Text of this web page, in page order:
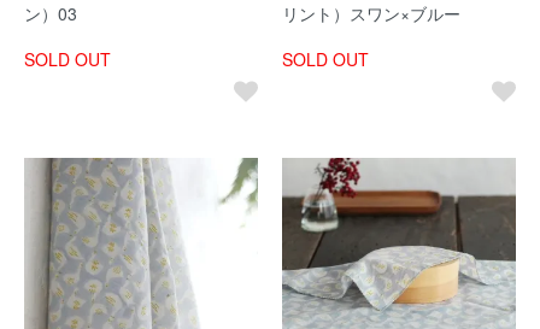
ン）03
SOLD OUT
リント）スワン×ブルー
SOLD OUT